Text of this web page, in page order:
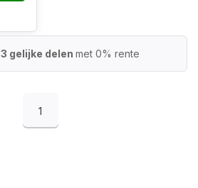
3 gelijke delen met 0% rente
1